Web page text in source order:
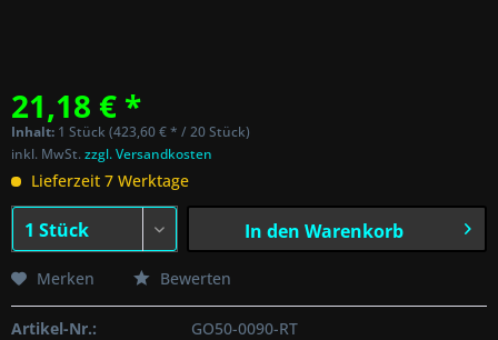
21,18 € *
Inhalt: 1 Stück (423,60 € * / 20 Stück)
inkl. MwSt.zzgl. Versandkosten
Lieferzeit 7 Werktage
In den Warenkorb
Merken Bewerten
Artikel-Nr.:
GO50-0090-RT